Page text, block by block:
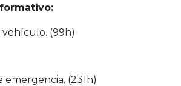
(99h)
emergencia. (231h)